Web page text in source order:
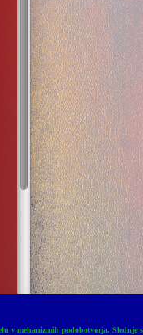
v mehanizmih podobotvorja. Slednje